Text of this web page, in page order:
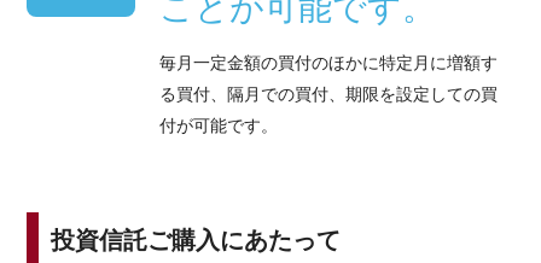
ことが可能です。
毎月一定金額の買付のほかに特定月に増額す
る買付、隔月での買付、期限を設定しての買
付が可能です。
投資信託ご購入にあたって